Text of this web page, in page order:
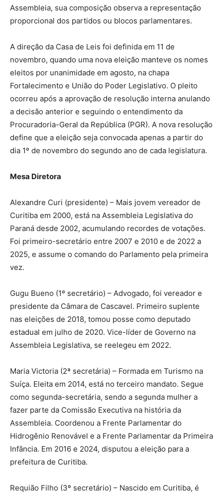
Assembleia, sua composição observa a representação
proporcional dos partidos ou blocos parlamentares.
A direção da Casa de Leis foi definida em 11 de
novembro, quando uma nova eleição manteve os nomes
eleitos por unanimidade em agosto, na chapa
Fortalecimento e União do Poder Legislativo. O pleito
ocorreu após a aprovação de resolução interna anulando
a decisão anterior e seguindo o entendimento da
Procuradoria-Geral da República (PGR). A nova resolução
define que a eleição seja convocada apenas a partir do
dia 1º de novembro do segundo ano de cada legislatura.
Mesa Diretora
Alexandre Curi (presidente) – Mais jovem vereador de
Curitiba em 2000, está na Assembleia Legislativa do
Paraná desde 2002, acumulando recordes de votações.
Foi primeiro-secretário entre 2007 e 2010 e de 2022 a
2025, e assume o comando do Parlamento pela primeira
vez.
Gugu Bueno (1º secretário) – Advogado, foi vereador e
presidente da Câmara de Cascavel. Primeiro suplente
nas eleições de 2018, tomou posse como deputado
estadual em julho de 2020. Vice-líder de Governo na
Assembleia Legislativa, se reelegeu em 2022.
Maria Victoria (2ª secretária) – Formada em Turismo na
Suíça. Eleita em 2014, está no terceiro mandato. Segue
como segunda-secretária, sendo a segunda mulher a
fazer parte da Comissão Executiva na história da
Assembleia. Coordenou a Frente Parlamentar do
Hidrogênio Renovável e a Frente Parlamentar da Primeira
Infância. Em 2016 e 2024, disputou a eleição para a
prefeitura de Curitiba.
Requião Filho (3º secretário) – Nascido em Curitiba, é